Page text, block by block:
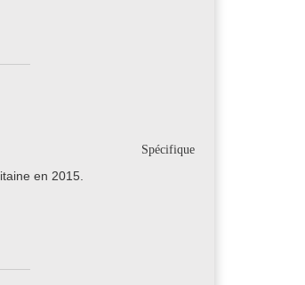
Spécifique
en 2015.